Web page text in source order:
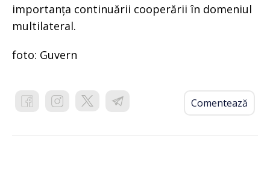
importanța continuării cooperării în domeniul
multilateral.
foto: Guvern
Comentează